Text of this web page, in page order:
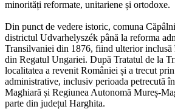
minorități reformate, unitariene și ortodoxe.
Din punct de vedere istoric, comuna
districtul Udvarhelyszék până la reforma
Transilvaniei din 1876, fiind ulterior
din Regatul Ungariei. După Tratatul de la
localitatea a revenit României și a trecut
administrative, inclusiv perioada petrecută
Maghiară și Regiunea Autonomă Mureș-
parte din județul Harghita.